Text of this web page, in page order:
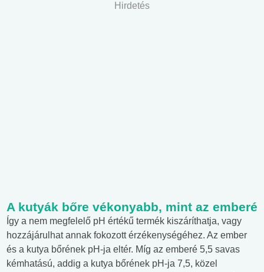
Hirdetés
A kutyák bőre vékonyabb, mint az emberé
Így a nem megfelelő pH értékű termék kiszáríthatja, vagy
hozzájárulhat annak fokozott érzékenységéhez. Az ember
és a kutya bőrének pH-ja eltér. Míg az emberé 5,5 savas
kémhatású, addig a kutya bőrének pH-ja 7,5, közel